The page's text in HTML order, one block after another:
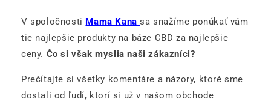
V spoločnosti Mama Kanasa snažíme ponúkať vám
tie najlepšie produkty na báze CBD za najlepšie
ceny. Čo si však myslia naši zákazníci?
Prečítajte si všetky komentáre a názory, ktoré sme
dostali od ľudí, ktorí si už v našom obchode